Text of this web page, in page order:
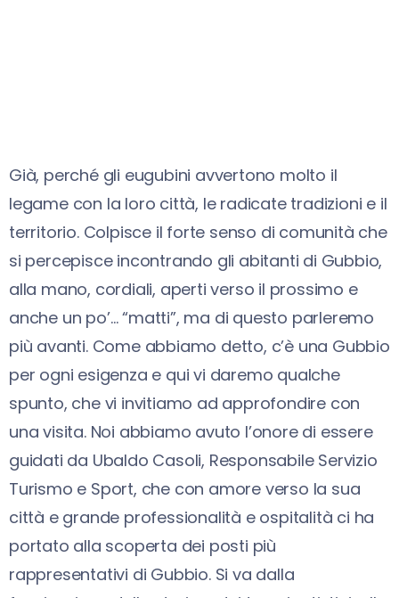
Già, perché gli eugubini avvertono molto il
legame con la loro città, le radicate tradizioni e il
territorio. Colpisce il forte senso di comunità che
si percepisce incontrando gli abitanti di Gubbio,
alla mano, cordiali, aperti verso il prossimo e
anche un po’… “matti”, ma di questo parleremo
più avanti. Come abbiamo detto, c’è una Gubbio
per ogni esigenza e qui vi daremo qualche
spunto, che vi invitiamo ad approfondire con
una visita. Noi abbiamo avuto l’onore di essere
guidati da Ubaldo Casoli, Responsabile Servizio
Turismo e Sport, che con amore verso la sua
città e grande professionalità e ospitalità ci ha
portato alla scoperta dei posti più
rappresentativi di Gubbio. Si va dalla